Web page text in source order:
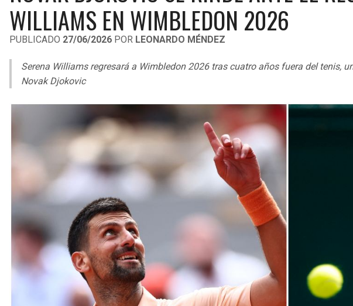
WILLIAMS EN WIMBLEDON 2026
PUBLICADO 27/06/2026 POR LEONARDO MÉNDEZ
Serena Williams regresará a Wimbledon 2026 tras cuatro años fuera del tenis,
Novak Djokovic